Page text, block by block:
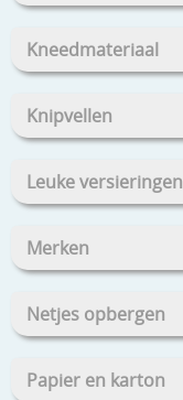
Kneedmateriaal
Knipvellen
Leuke versieringen
Merken
Netjes opbergen
Papier en karton